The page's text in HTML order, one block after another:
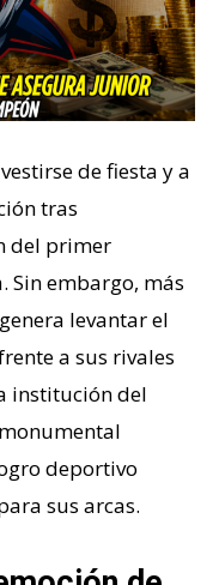
de fiesta y a
tras
del primer
Sin embargo, más
levantar el
a sus rivales
institución del
deportivo
sus arcas.